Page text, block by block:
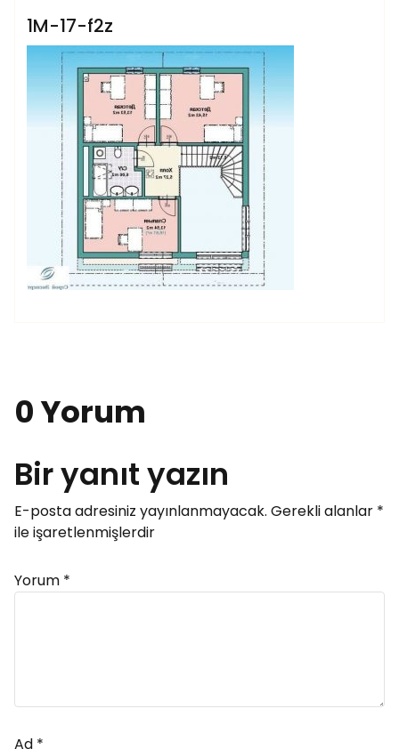
1M-17-f2z
0 Yorum
Bir yanıt yazın
E-posta adresiniz yayınlanmayacak. Gerekli alanlar *
ile işaretlenmişlerdir
Yorum *
Ad *